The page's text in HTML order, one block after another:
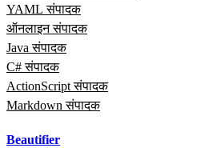
YAML संपादक
ऑनलाइन संपादक
Java संपादक
C# संपादक
ActionScript संपादक
Markdown संपादक
Beautifier